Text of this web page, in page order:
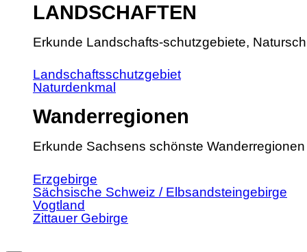
LANDSCHAFTEN
Erkunde Landschafts-schutzgebiete,
Landschaftsschutzgebiet
Naturdenkmal
Wanderregionen
Erkunde Sachsens schönste Wanderregionen
Erzgebirge
Sächsische Schweiz / Elbsandsteingebirge
Vogtland
Zittauer Gebirge